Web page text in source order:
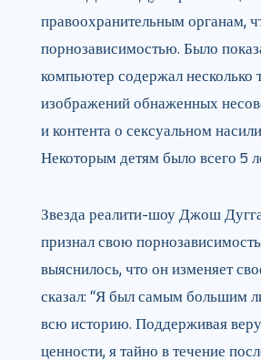
правоохранительным органам,
порнозависимостью. Было
компьютер содержал несколько
изображений обнаженных
и контента о сексуальном
Некоторым детям было всего 5
Звезда реалити-шоу Джош
признал свою порнозависимость
выяснилось, что он изменяет
сказал: “Я был самым большим
всю историю. Поддерживая
ценности, я тайно в течение